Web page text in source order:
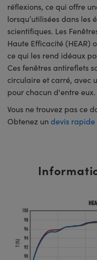
réflexions, ce qui offre
lorsqu’utilisées dans les
scientifiques. Les
Haute Efficacité (HEAR)
ce qui les rend idéaux
Ces fenêtres antireflets
circulaire et carré, avec
pour chacun d'entre eux.
Vous ne trouvez pas ce
Obtenez un devis rapide